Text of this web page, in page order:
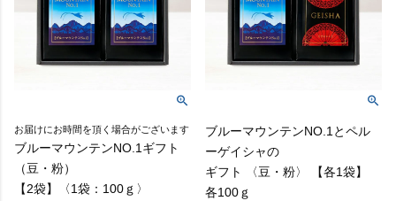
・リキッド３本・ミスティ２本入ギフト
※ギフト箱が大きく、全包装不可のため、簡易包
装のみとなります。
御年賀/御中元/御歳暮
A.蝶結び
季節のご挨拶に（地域により異なります）
B.手提げ袋 中
ますか？
A：
できますので、各商品ページでお選び下さい。
Q：
お届けにお時間を頂く場合がございます
ブルーマウンテンNO.1ギフト
（豆・粉）
【2袋】〈1袋：100ｇ〉
ブルーマウンテンNO.1とペル
ーゲイシャの
ギフト 〈豆・粉〉 【各1袋】
各100ｇ